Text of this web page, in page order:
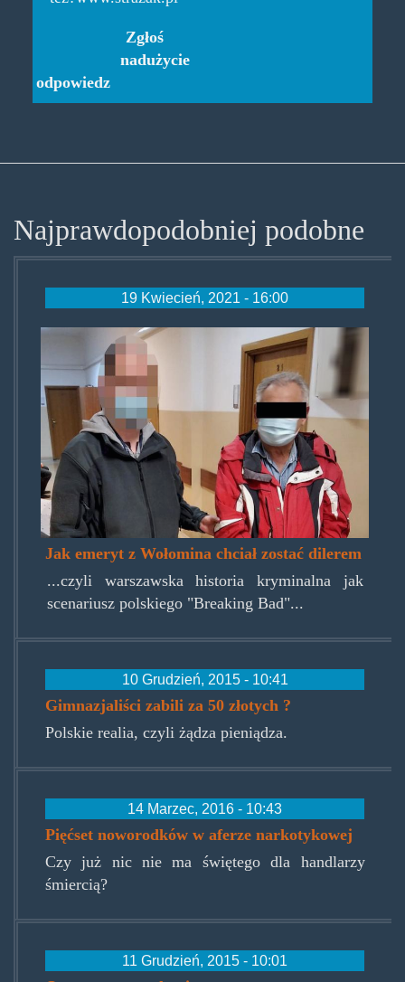
odpowiedz
Zgłoś
nadużycie
Najprawdopodobniej podobne
19 Kwiecień, 2021 - 16:00
emerytzwolomina.jpg
Jak emeryt z Wołomina chciał zostać dilerem
...czyli warszawska historia kryminalna jak
scenariusz polskiego "Breaking Bad"...
10 Grudzień, 2015 - 10:41
Gimnazjaliści zabili za 50 złotych ?
Polskie realia, czyli żądza pieniądza.
14 Marzec, 2016 - 10:43
Pięćset noworodków w aferze narkotykowej
Czy już nic nie ma świętego dla handlarzy
śmiercią?
11 Grudzień, 2015 - 10:01